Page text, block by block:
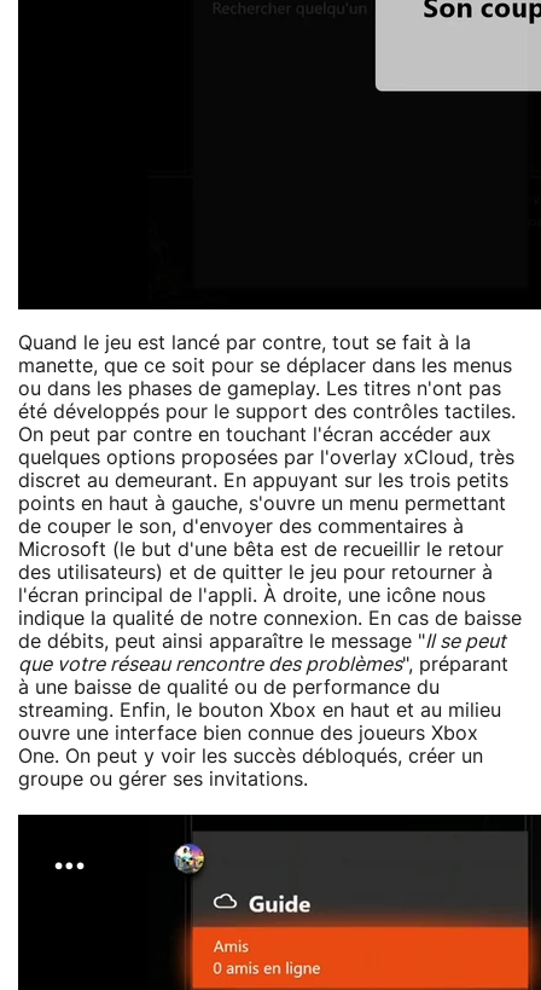
Quand le jeu est lancé par contre, tout se fait à la
manette, que ce soit pour se déplacer dans les menus
ou dans les phases de gameplay. Les titres n'ont pas
été développés pour le support des contrôles tactiles.
On peut par contre en touchant l'écran accéder aux
quelques options proposées par l'overlay xCloud, très
discret au demeurant. En appuyant sur les trois petits
points en haut à gauche, s'ouvre un menu permettant
de couper le son, d'envoyer des commentaires à
Microsoft (le but d'une bêta est de recueillir le retour
des utilisateurs) et de quitter le jeu pour retourner à
l'écran principal de l'appli. À droite, une icône nous
indique la qualité de notre connexion. En cas de baisse
de débits, peut ainsi apparaître le message "Il se peut
que votre réseau rencontre des problèmes", préparant
à une baisse de qualité ou de performance du
streaming. Enfin, le bouton Xbox en haut et au milieu
ouvre une interface bien connue des joueurs Xbox
One. On peut y voir les succès débloqués, créer un
groupe ou gérer ses invitations.